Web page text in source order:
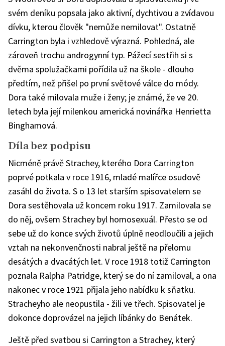
svém deníku popsala jako aktivní, dychtivou a zvídavou
dívku, kterou člověk "nemůže nemilovat". Ostatně
Carrington byla i vzhledově výrazná. Pohledná, ale
zároveň trochu androgynní typ. Pážecí sestřih si s
dvěma spolužačkami pořídila už na škole - dlouho
předtím, než přišel po první světové válce do módy.
Dora také milovala muže i ženy; je známé, že ve 20.
letech byla její milenkou americká novinářka Henrietta
Binghamová.
Díla bez podpisu
Nicméně právě Strachey, kterého Dora Carrington
poprvé potkala v roce 1916, mladé malířce osudově
zasáhl do života. S o 13 let starším spisovatelem se
Dora sestěhovala už koncem roku 1917. Zamilovala se
do něj, ovšem Strachey byl homosexuál. Přesto se od
sebe už do konce svých životů úplně neodloučili a jejich
vztah na nekonvenčnosti nabral ještě na přelomu
desátých a dvacátých let. V roce 1918 totiž Carrington
poznala Ralpha Patridge, který se do ní zamiloval, a ona
nakonec v roce 1921 přijala jeho nabídku k sňatku.
Stracheyho ale neopustila - žili ve třech. Spisovatel je
dokonce doprovázel na jejich líbánky do Benátek.
Ještě před svatbou si Carrington a Strachey, který